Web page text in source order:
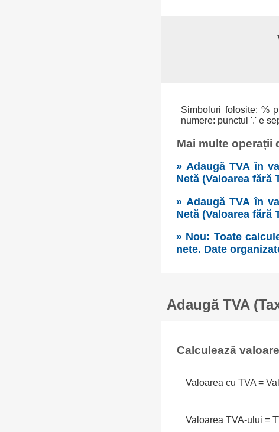
Simboluri folosite: %
numere: punctul '.' e
Mai multe operații
» Adaugă TVA în
Netă (Valoarea fără
» Adaugă TVA în
Netă (Valoarea fără
» Nou: Toate
nete. Date
Adaugă TVA
Calculează
Valoarea cu TVA =
Valoarea TVA-ului =